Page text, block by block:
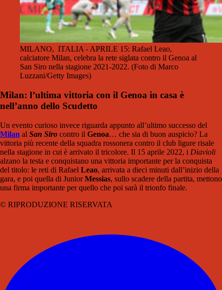
MILANO, ITALIA - APRILE 15: Rafael Leao,
calciatore Milan, celebra la rete siglata contro il Genoa al
San Siro nella stagione 2021-2022. (Foto di Marco
Luzzani/Getty Images)
Milan: l’ultima vittoria con il Genoa in casa è
nell’anno dello Scudetto
Un evento curioso invece riguarda appunto all’ultimo successo del
Milan al San Siro contro il Genoa… che sia di buon auspicio? La
vittoria più recente della squadra rossonera contro il club ligure risale
nella stagione in cui è arrivato il tricolore. Il 15 aprile 2022, i Diavioli
alzano la testa e conquistano una vittoria importante per la conquista
del titolo: le reti di Rafael Leao, arrivata a dieci minuti dall’inizio della
gara, e poi quella di JuniorMessias, sullo scadere della partita, mettono
una firma importante per quello che poi sarà il trionfo finale.
© RIPRODUZIONE RISERVATA